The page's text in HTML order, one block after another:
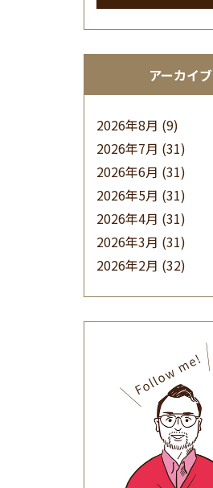
アーカイブ
2026年8月 (9)
2026年7月 (31)
2026年6月 (31)
2026年5月 (31)
2026年4月 (31)
2026年3月 (31)
2026年2月 (32)
(32)
2025年9月(30)
2025年8月(31)
2025年7月(37)
2025年6月(48)
2025年5月
(41)